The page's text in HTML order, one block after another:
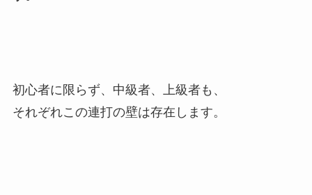
初心者に限らず、中級者、上級者も、
それぞれこの連打の壁は存在します。